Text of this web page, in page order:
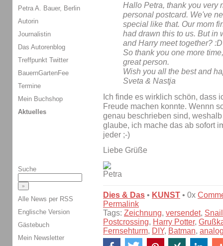
Hallo Petra, thank you very
personal postcard. We've
special like that. Our mom
had drawn this to us. But in
and Harry meet together?
So thank you one more
great person.
Wish you all the best and
Sveta & Nastja
Ich finde es wirklich schön, dass
Freude machen konnte. Wennn
genau beschrieben sind,
glaube, ich mache das ab sofort
jeder ;-)
Liebe Grüße
Dies & Das • KUNST • 0x
Permalink
Tags: Zeichnung, versendet,
Postcrossing, Harry Potter,
Fernsehturm, DIY, Batman,
Petra A. Bauer, Berlin
Autorin
Journalistin
Das Autorenblog
Treffpunkt Twitter
BauernGartenFee
Termine
Mein Buchshop
Aktuelles
Suche
Alle News per RSS
Englische Version
Gästebuch
Mein Newsletter